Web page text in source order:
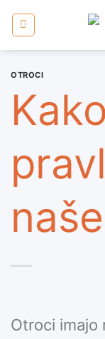
OTROCI
Otroci imajo